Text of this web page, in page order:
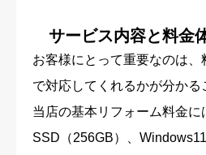
サービス内容と料金
お客様にとって重要なのは、
で対応してくれるかが分かる
当店の基本リフォーム料金に
SSD（256GB）、